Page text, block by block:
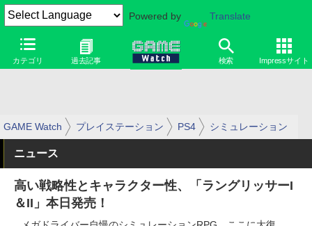
Powered by Translate
カテゴリ 過去記事 検索 Impressサイト
GAME Watch プレイステーション PS4 シミュレーション
ニュース
高い戦略性とキャラクター性、「ラングリッサーI
＆II」本日発売！